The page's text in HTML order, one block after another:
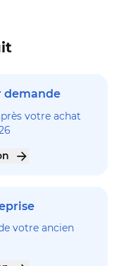
demande
votre achat
votre ancien